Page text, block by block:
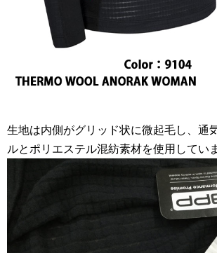
生地は内側がグリッド状に微起毛し、通
ルとポリエステル混紡素材を使用してい